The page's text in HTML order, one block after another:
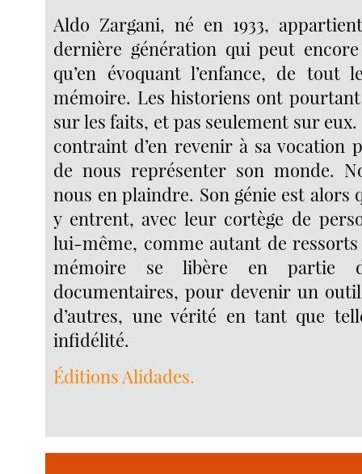
Aldo Zargani, né en 1933,
dernière génération qui peut
qu’en évoquant l’enfance, de tout
mémoire. Les historiens ont pourtant
sur les faits, et pas seulement sur eux.
contraint d’en revenir à sa vocation
de nous représenter son monde.
nous en plaindre. Son génie est alors
y entrent, avec leur cortège de
lui-même, comme autant de
mémoire se libère en partie
documentaires, pour devenir un
d’autres, une vérité en tant que
infidélité.
Éditions Alidades.